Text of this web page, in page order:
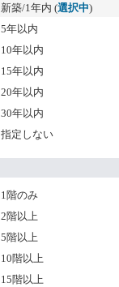
新築/1年内 (選択中)
5年以内
10年以内
15年以内
20年以内
30年以内
指定しない
1階のみ
2階以上
5階以上
10階以上
15階以上